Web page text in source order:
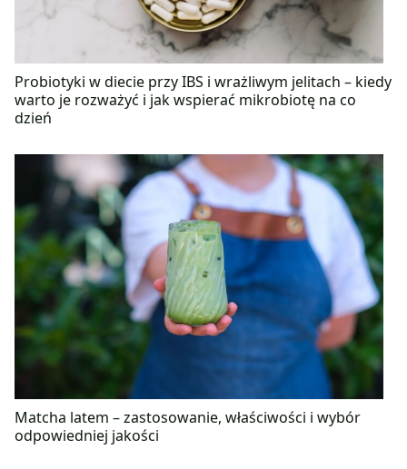
Probiotyki w diecie przy IBS i wrażliwym jelitach – kiedy
warto je rozważyć i jak wspierać mikrobiotę na co
dzień
Matcha latem – zastosowanie, właściwości i wybór
odpowiedniej jakości